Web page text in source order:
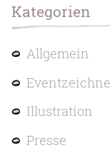
Kategorien
Allgemein
Illustration
Presse